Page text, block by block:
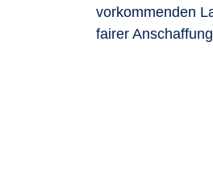
vorkommenden
fairer